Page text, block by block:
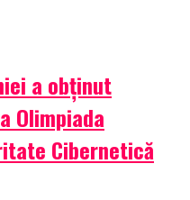
a obținut
Olimpiada
Cibernetică